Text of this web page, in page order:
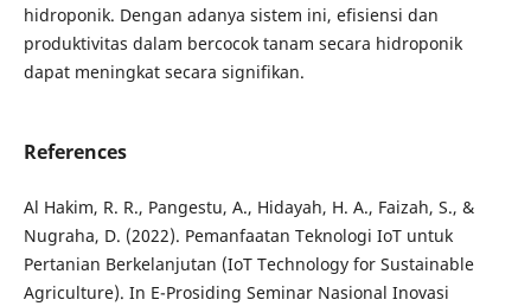
hidroponik. Dengan adanya sistem ini, efisiensi dan
produktivitas dalam bercocok tanam secara hidroponik
dapat meningkat secara signifikan.
References
Al Hakim, R. R., Pangestu, A., Hidayah, H. A., Faizah, S., &
Nugraha, D. (2022). Pemanfaatan Teknologi IoT untuk
Pertanian Berkelanjutan (IoT Technology for Sustainable
Agriculture). In E-Prosiding Seminar Nasional Inovasi